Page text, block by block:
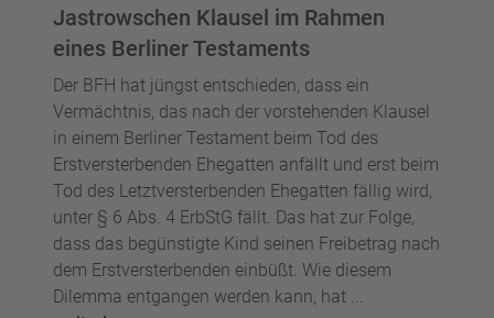
Jastrowschen Klausel im Rahmen
eines Berliner Testaments
Der BFH hat jüngst entschieden, dass ein
Vermächtnis, das nach der vorstehenden Klausel
in einem Berliner Testament beim Tod des
Erstversterbenden Ehegatten anfällt und erst beim
Tod des Letztversterbenden Ehegatten fällig wird,
unter § 6 Abs. 4 ErbStG fällt. Das hat zur Folge,
dass das begünstigte Kind seinen Freibetrag nach
dem Erstversterbenden einbüßt. Wie diesem
Dilemma entgangen werden kann, hat ...